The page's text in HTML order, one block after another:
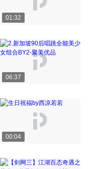
01:32
06:37
00:04